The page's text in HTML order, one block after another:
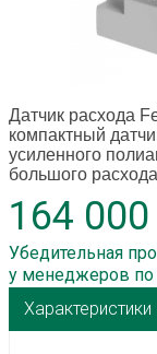
Датчик расхода
компактный
усиленного
большого
164
Убедительная
у менеджеров по
Характеристики